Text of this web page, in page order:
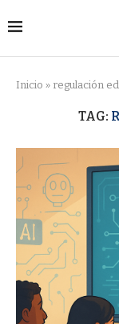
Inicio » regulación
TAG: